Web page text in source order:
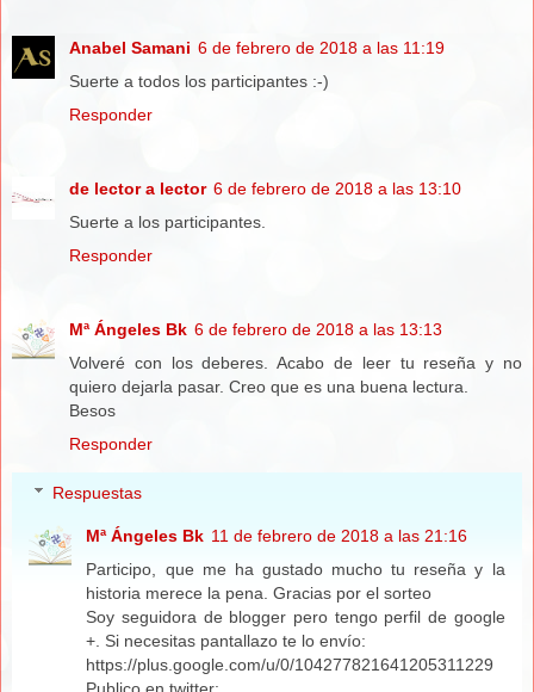
Anabel Samani 6 de febrero de 2018 a las 11:19
Suerte a todos los participantes :-)
Responder
de lector a lector 6 de febrero de 2018 a las 13:10
Suerte a los participantes.
Responder
Mª Ángeles Bk 6 de febrero de 2018 a las 13:13
Volveré con los deberes. Acabo de leer tu reseña y no
quiero dejarla pasar. Creo que es una buena lectura.
Besos
Responder
Respuestas
Mª Ángeles Bk 11 de febrero de 2018 a las 21:16
Participo, que me ha gustado mucho tu reseña y la
historia merece la pena. Gracias por el sorteo
Soy seguidora de blogger pero tengo perfil de google
+. Si necesitas pantallazo te lo envío:
https://plus.google.com/u/0/104277821641205311229